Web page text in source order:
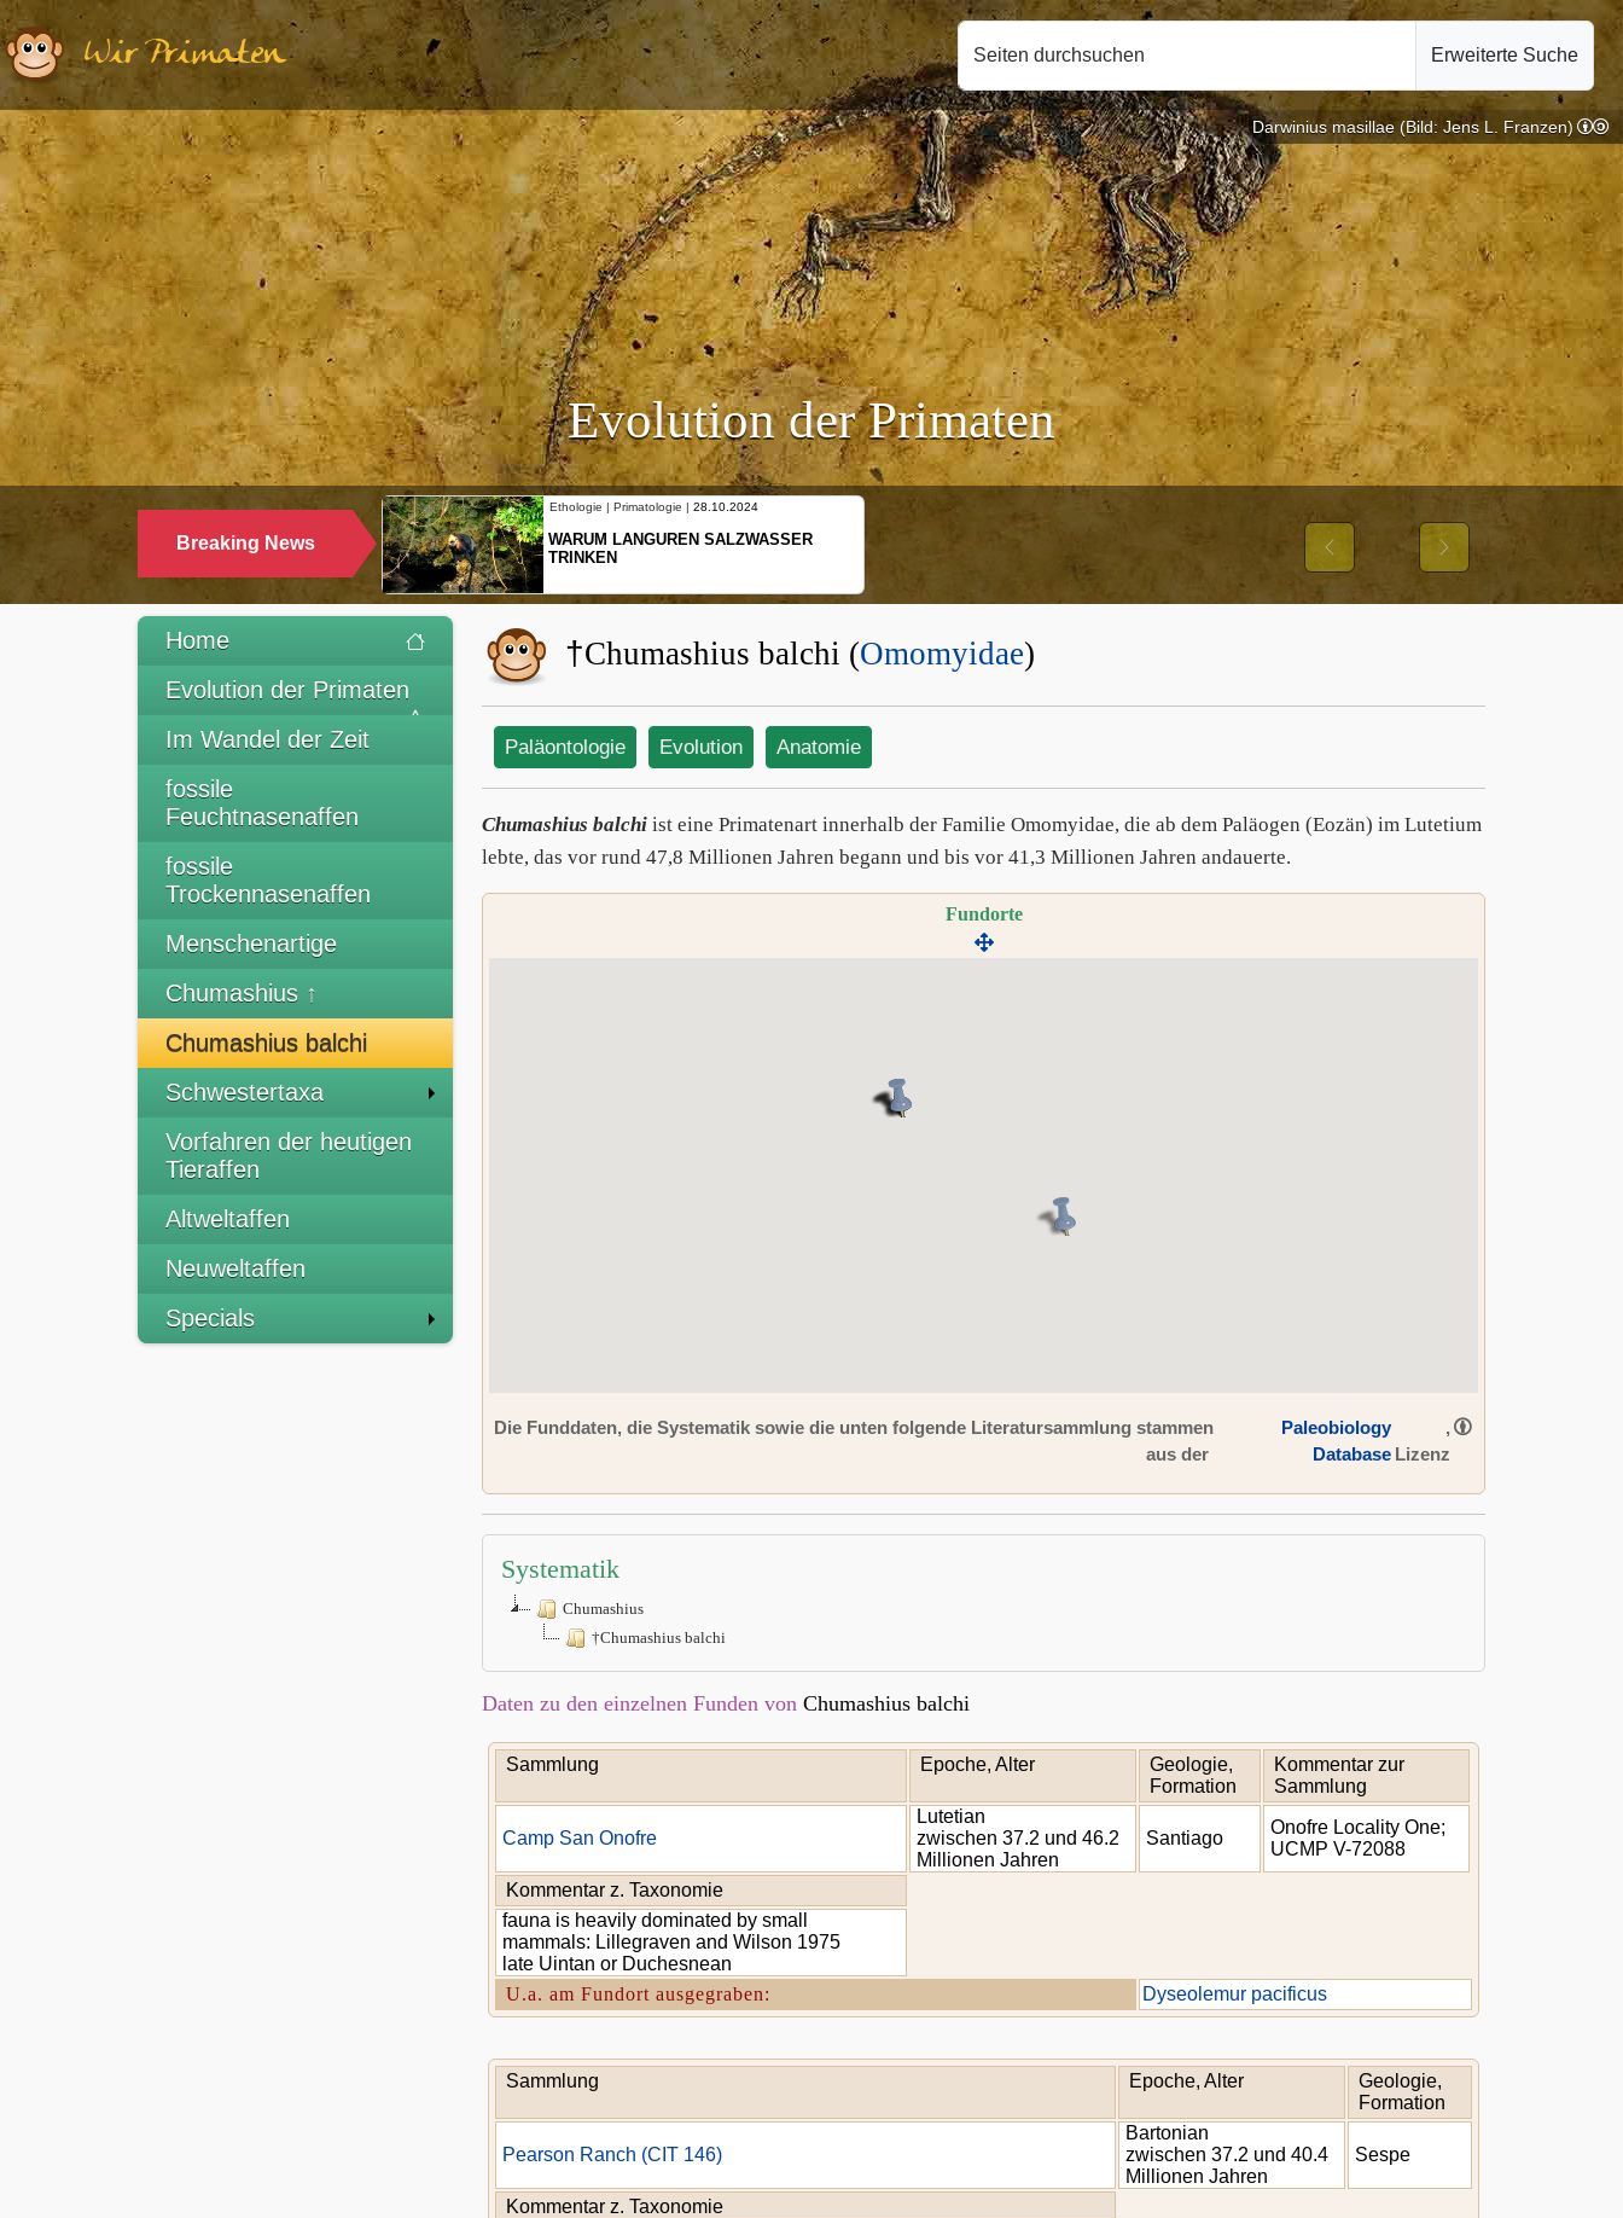
Wir Primaten Seiten durchsuchen Erweiterte Suche
Evolution der Primaten
Breaking News
Ethologie | Primatologie |10.10.2024
NEUES VON WEIBLICHEN
SCHOPFGIBBONS UND IHRER
WARUM LANGUREN SALZWASSER
Previous Next
Darwinius masillae (Bild: Jens L. Franzen)
Home
Evolution der Primaten
Im Wandel der Zeit
fossile
Feuchtnasenaffen
fossile
Trockennasenaffen
Menschenartige
Chumashius ↑
Chumashius balchi
Schwestertaxa
Vorfahren der heutigen
Tieraffen
Altweltaffen
Neuweltaffen
Specials
†Chumashius balchi (Omomyidae)
Paläontologie Evolution Anatomie
Chumashius balchi ist eine Primatenart innerhalb der Familie Omomyidae, die ab dem Paläogen (Eozän) im Lutetium
lebte, das vor rund 47,8 Millionen Jahren begann und bis vor 41,3 Millionen Jahren andauerte.
Fundorte
Die Funddaten, die Systematik sowie die unten folgende Literatursammlung stammen
aus der
Paleobiology
Database
,
Lizenz
Systematik
Chumashius
†Chumashius balchi
Daten zu den einzelnen Funden von Chumashius balchi
Sammlung Epoche, Alter
Geologie,
Formation
Kommentar zur
Sammlung
Camp San Onofre
Lutetian
zwischen 37.2 und 46.2
Millionen Jahren
Santiago
Onofre Locality One;
UCMP V-72088
Kommentar z. Taxonomie
fauna is heavily dominated by small
mammals: Lillegraven and Wilson 1975
late Uintan or Duchesnean
U.a. am Fundort ausgegraben:
Dyseolemur pacificus
Sammlung Epoche, Alter
Geologie,
Formation
Pearson Ranch (CIT 146)
Bartonian
zwischen 37.2 und 40.4
Millionen Jahren
Sespe
Kommentar z. Taxonomie